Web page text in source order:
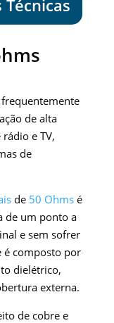
Técnicas
de alta
e TV,
de
de 50 Ohmsé
de um ponto a
e sem sofrer
é composto por
dielétrico,
externa.
de cobre e